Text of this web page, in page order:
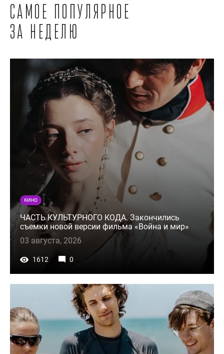
Самое популярное
за неделю
КИНО
ЧАСТЬ КУЛЬТУРНОГО КОДА. Закончились
съемки новой версии фильма «Война и мир»
03 августа, 2026
1612 0